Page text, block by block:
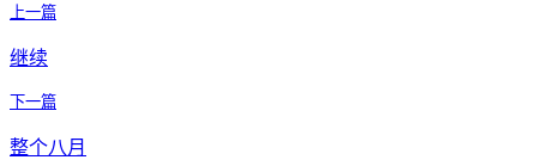
上一篇
继续
下一篇
整个八月